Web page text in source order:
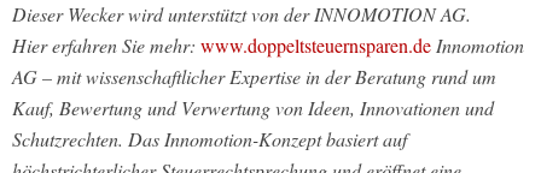
Dieser Wecker wird unterstützt von der INNOMOTION AG.
Hier erfahren Sie mehr: www.doppeltsteuernsparen.de Innomotion
AG – mit wissenschaftlicher Expertise in der Beratung rund um
Kauf, Bewertung und Verwertung von Ideen, Innovationen und
Schutzrechten. Das Innomotion-Konzept basiert auf